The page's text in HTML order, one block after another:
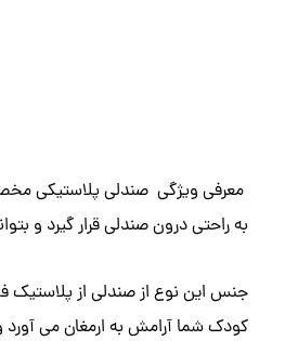
معرفی ویژگی صندلی پلاستیکی
به راحتی درون صندلی قرار گیرد و
جنس این نوع از صندلی از پلاستیک
کودک شما آرامش به ارمغان می